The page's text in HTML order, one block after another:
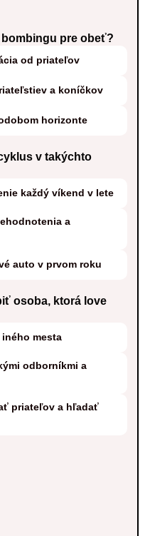
pre obeť?
od priateľov
a koníčkov
horizonte
v takýchto
každý víkend v lete
a
auto v prvom roku
osoba, ktorá love
mesta
odborníkmi a
priateľov a hľadať